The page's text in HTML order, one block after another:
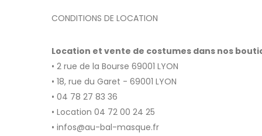
CONDITIONS DE LOCATION
Location et vente de costumes dans nos
• 2 rue de la Bourse 69001 LYON
• 18, rue du Garet - 69001 LYON
• 04 78 27 83 36
• Location 04 72 00 24 25
• infos@au-bal-masque.fr